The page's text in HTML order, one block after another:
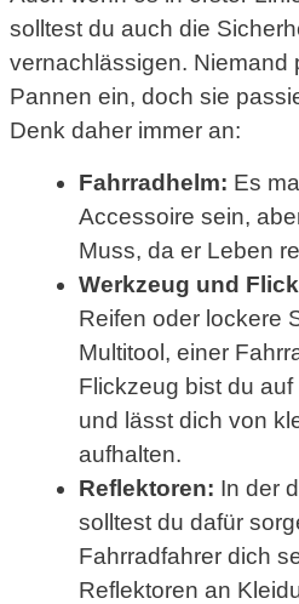
solltest du auch die
vernachlässigen. Niemand
Pannen ein, doch sie
Denk daher immer an:
Fahrradhelm: Es
Accessoire sein,
Muss, da er Leben
Werkzeug und
Reifen oder lockere
Multitool, einer
Flickzeug bist du
und lässt dich von
aufhalten.
Reflektoren: In der
solltest du dafür
Fahrradfahrer dich
Reflektoren an